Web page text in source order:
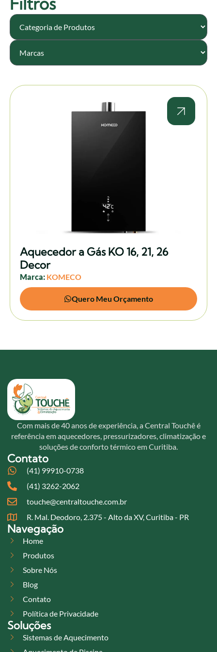
Aquecedor a Gás KO 16, 21, 26
Decor
Marca: KOMECO
Quero Meu Orçamento
Com mais de 40 anos de experiência, a Central Touchê é
referência em aquecedores, pressurizadores, climatização e
soluções de conforto térmico em Curitiba.
Contato
(41) 99910-0738
(41) 3262-2062
touche@centraltouche.com.br
R. Mal. Deodoro, 2.375 - Alto da XV, Curitiba - PR
Navegação
Home
Produtos
Sobre Nós
Blog
Contato
Política de Privacidade
Soluções
Sistemas de Aquecimento